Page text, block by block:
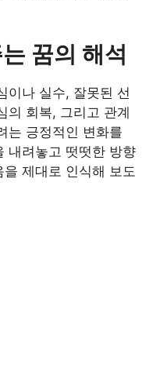
꿈의 해석
이나 실수, 잘못된 선
의 회복, 그리고 관계
는 긍정적인 변화를
내려놓고 떳떳한 방향
제대로 인식해 보도